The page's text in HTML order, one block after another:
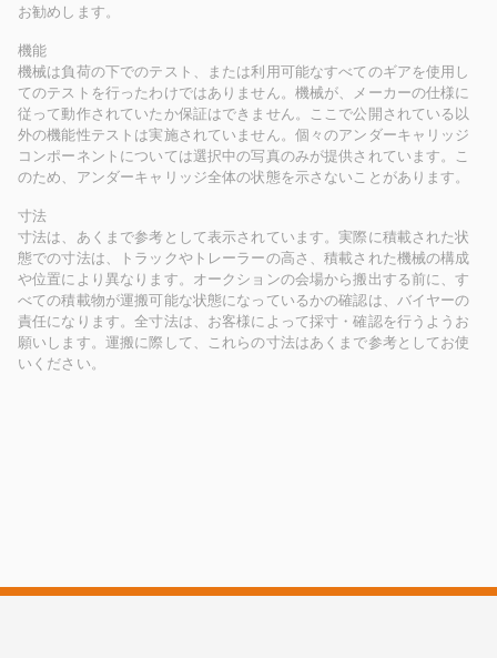
お勧めします。
機能
機械は負荷の下でのテスト、または利用可能なすべてのギアを使用し
てのテストを行ったわけではありません。機械が、メーカーの仕様に
従って動作されていたか保証はできません。ここで公開されている以
外の機能性テストは実施されていません。個々のアンダーキャリッジ
コンポーネントについては選択中の写真のみが提供されています。こ
のため、アンダーキャリッジ全体の状態を示さないことがあります。
寸法
寸法は、あくまで参考として表示されています。実際に積載された状
態での寸法は、トラックやトレーラーの高さ、積載された機械の構成
や位置により異なります。オークションの会場から搬出する前に、す
べての積載物が運搬可能な状態になっているかの確認は、バイヤーの
責任になります。全寸法は、お客様によって採寸・確認を行うようお
願いします。運搬に際して、これらの寸法はあくまで参考としてお使
いください。